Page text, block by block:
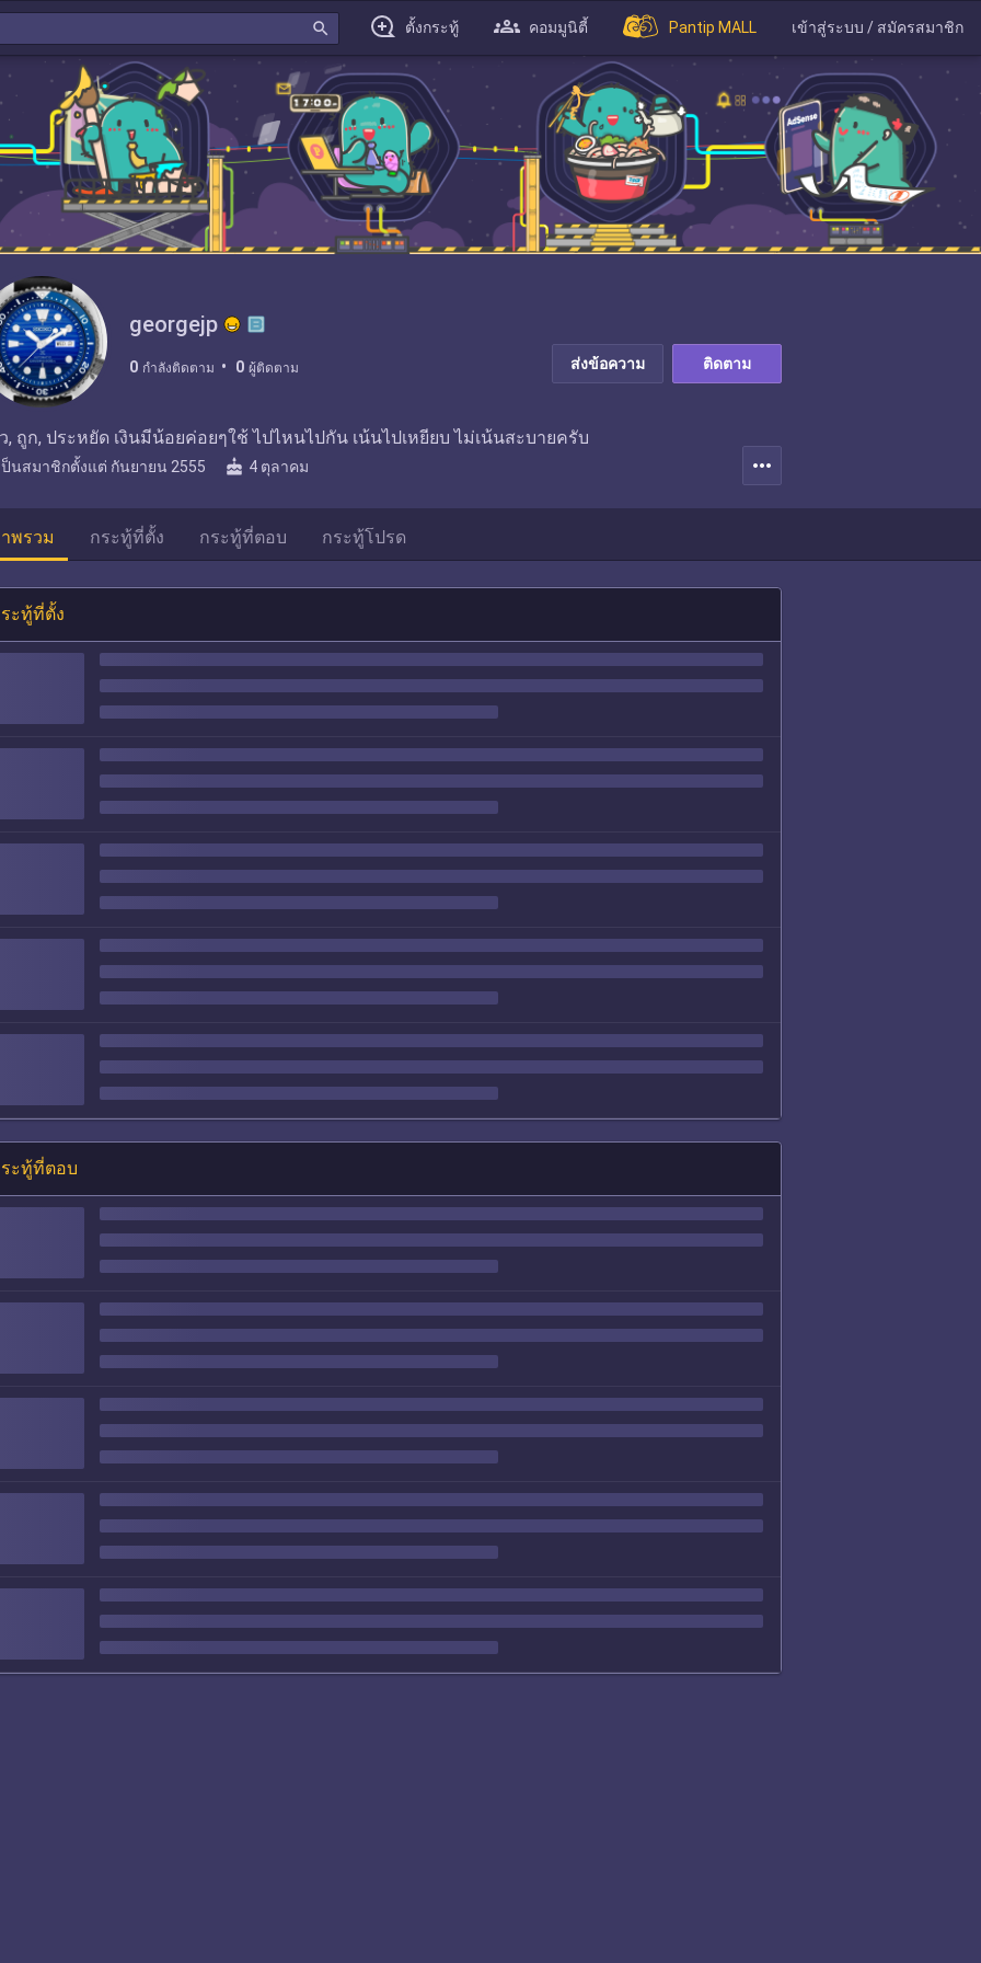
search ตั้งกระทู้ คอมมูนิตี้ Pantip MALL เข้าสู่ระบบ / สมัครสมาชิก
georgejp
0 กำลังติดตาม 0 ผู้ติดตาม ส่งข้อความ ติดตาม
, ถูก, ประหยัด เงินมีน้อยค่อยๆใช้ ไปไหนไปกัน เน้นไปเหยียบ ไม่เน้นสะบายครับ
ป็นสมาชิกตั้งแต่ กันยายน 2555 cake 4 ตุลาคม more_horiz
พรวม กระทู้ที่ตั้ง กระทู้ที่ตอบ กระทู้โปรด
ะทู้ที่ตั้ง
ะทู้ที่ตอบ